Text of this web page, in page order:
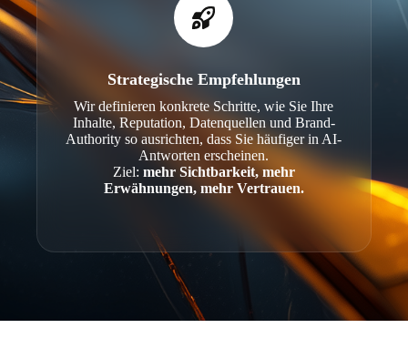
Strategische Empfehlungen
Wir definieren konkrete Schritte, wie Sie Ihre
Inhalte, Reputation, Datenquellen und Brand-
Authority so ausrichten, dass Sie häufiger in AI-
Antworten erscheinen.
Ziel: mehr Sichtbarkeit, mehr
Erwähnungen, mehr Vertrauen.